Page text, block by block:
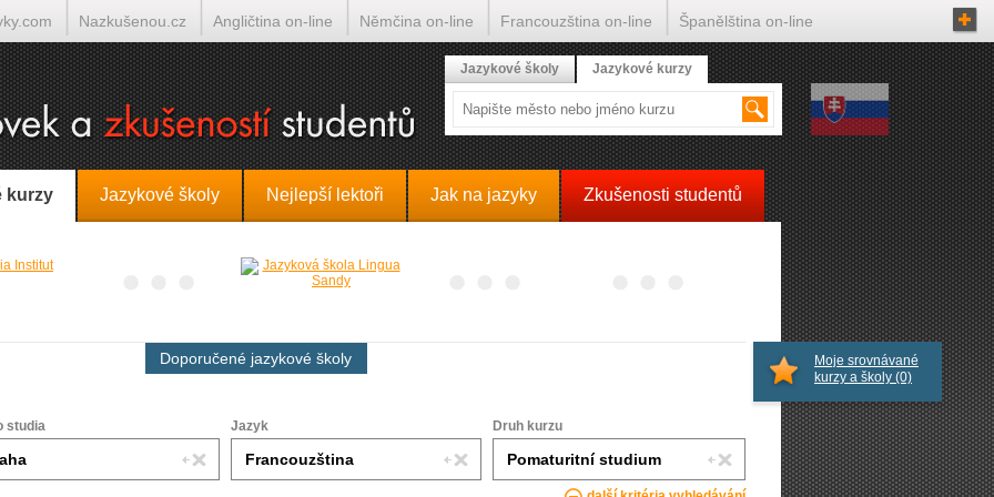
kurzy Jazykové školy Nejlepší lektoři Jak na jazyky Zkušenosti studentů
Doporučené jazykové školy
studia Jazyk Druh kurzu
Moje srovnávané
kurzy a školy (0)
Jazykové školy Jazykové kurzy
Nazkušenou.cz Angličtina on-line Němčina on-line Francouzština on-line Španělština on-line